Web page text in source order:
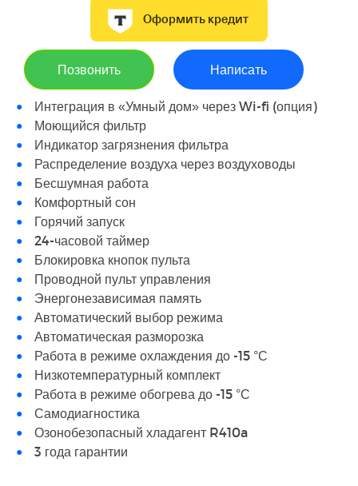
Оформить кредит
Позвонить Написать
Интеграция в «Умный дом» через Wi-fi (опция)
Моющийся фильтр
Индикатор загрязнения фильтра
Распределение воздуха через воздуховоды
Бесшумная работа
Комфортный сон
Горячий запуск
24-часовой таймер
Блокировка кнопок пульта
Проводной пульт управления
Энергонезависимая память
Автоматический выбор режима
Автоматическая разморозка
Работа в режиме охлаждения до -15 °С
Низкотемпературный комплект
Работа в режиме обогрева до -15 °С
Самодиагностика
Озонобезопасный хладагент R410a
3 года гарантии